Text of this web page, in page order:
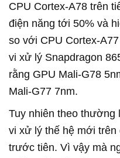
CPU Cortex-A78 trên
điện năng tới 50% và
so với CPU Cortex-
vi xử lý Snapdragon
rằng GPU Mali-G78
Mali-G77 7nm.
Tuy nhiên theo thường
vi xử lý thế hệ mới trên
trước tiên. Vì vậy mà